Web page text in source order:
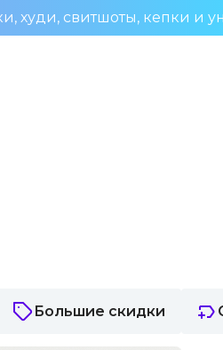
худи, свитшоты, кепки и
Большие скидки